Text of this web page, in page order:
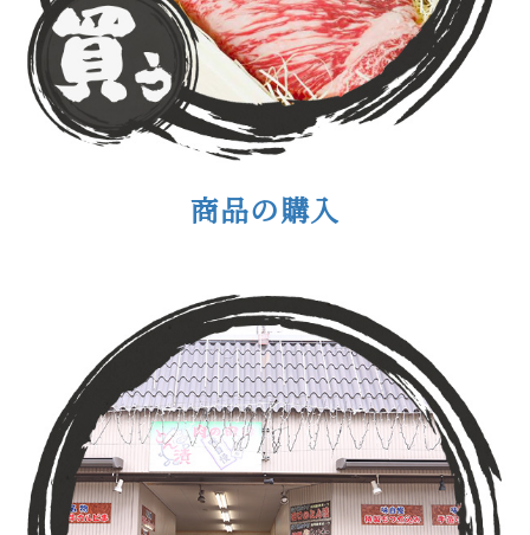
商品の購入